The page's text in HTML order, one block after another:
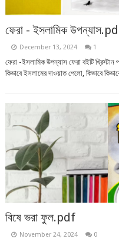
ফেরা - ইসলামিক
December 13, 2024 1
ফেরা -ইসলামিক উপন্যাস ফেরা বইটি খ্রিস্টান
কিভাবে ইসলামের দাওয়াত পেলো, কিভাবে
বিষে ভরা ফুল.pdf
November 24, 2024 0